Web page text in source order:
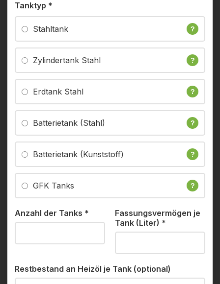
Tanktyp *
Stahltank ?
Zylindertank Stahl ?
Erdtank Stahl ?
Batterietank (Stahl) ?
Batterietank (Kunststoff) ?
GFK Tanks ?
Anzahl der Tanks *
Fassungsvermögen je
Tank (Liter) *
Restbestand an Heizöl je Tank (optional)